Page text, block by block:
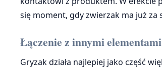
się moment, gdy zwierzak ma już
Łączenie z innymi
Gryzak działa najlepiej jako część